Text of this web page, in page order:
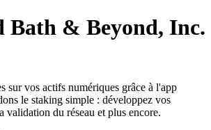
Bath & Beyond, Inc.
sur vos actifs numériques grâce à l'app
le staking simple : développez vos
validation du réseau et plus encore.